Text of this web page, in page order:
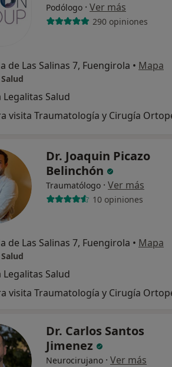
Podólogo · Ver más
290 opiniones
de Las Salinas 7, Fuengirola • Mapa
Legalitas Salud
Dr. Joaquin Picazo
Belinchón
Traumatólogo · Ver más
10 opiniones
de Las Salinas 7, Fuengirola • Mapa
Legalitas Salud
Dr. Carlos Santos
Jimenez
Neurocirujano · Ver más